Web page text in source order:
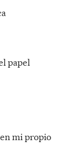
papel
mi propio